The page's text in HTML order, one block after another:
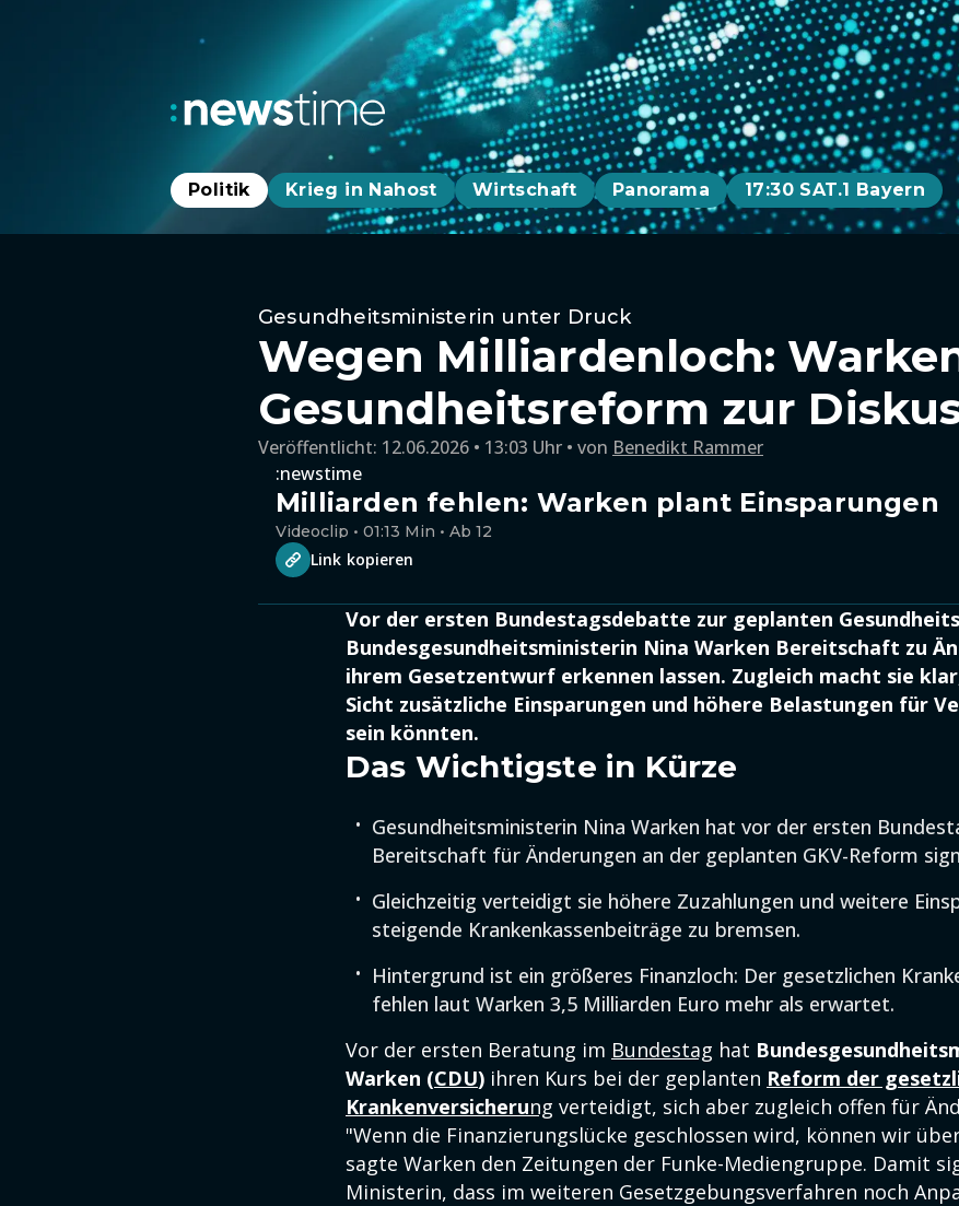
Politik Krieg in Nahost Wirtschaft Panorama 17:30 SAT.1 Bayern
Gesundheitsministerin unter Druck
Wegen Milliardenloch:
Gesundheitsreform zur
Veröffentlicht: 12.06.2026 • 13:03 Uhr von Benedikt Rammer
:newstime
Milliarden fehlen: Warken plant Einsparungen
Videoclip • 01:13 Min • Ab 12
Link kopieren
Vor der ersten Bundestagsdebatte zur geplanten
Bundesgesundheitsministerin Nina Warken Bereitschaft zu
ihrem Gesetzentwurf erkennen lassen. Zugleich macht sie
Sicht zusätzliche Einsparungen und höhere Belastungen für
sein könnten.
Das Wichtigste in Kürze
Gesundheitsministerin Nina Warken hat vor der ersten
Bereitschaft für Änderungen an der geplanten GKV-Reform
Gleichzeitig verteidigt sie höhere Zuzahlungen und weitere
steigende Krankenkassenbeiträge zu bremsen.
Hintergrund ist ein größeres Finanzloch: Der gesetzlichen
fehlen laut Warken 3,5 Milliarden Euro mehr als erwartet.
Vor der ersten Beratung im Bundestag hat
Warken (CDU) ihren Kurs bei der geplanten Reform der
Krankenversicherung verteidigt, sich aber zugleich offen für
"Wenn die Finanzierungslücke geschlossen wird, können wir
sagte Warken den Zeitungen der Funke-Mediengruppe. Damit
Ministerin, dass im weiteren Gesetzgebungsverfahren noch